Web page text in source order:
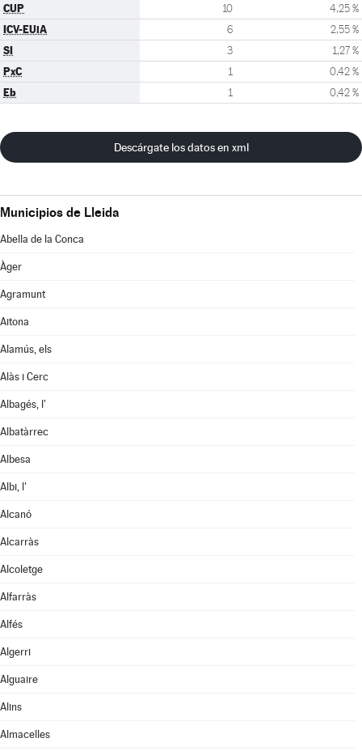
CUP 10 4,25 %
ICV-EUiA 6 2,55 %
SI 3 1,27 %
PxC 1 0,42 %
Eb 1 0,42 %
Descárgate los datos en xml
Municipios de Lleida
Abella de la Conca
Àger
Agramunt
Aitona
Alamús, els
Alàs i Cerc
Albagés, l'
Albatàrrec
Albesa
Albi, l'
Alcanó
Alcarràs
Alcoletge
Alfarràs
Alfés
Algerri
Alguaire
Alins
Almacelles